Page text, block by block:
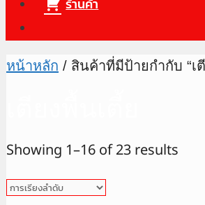
ร้านค้า
หน้าหลัก / สินค้าที่มีป้ายกำกับ “เ
Showing 1–16 of 23 results